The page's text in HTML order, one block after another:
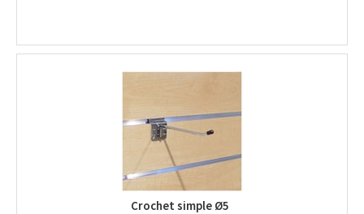
Crochet simple Ø5